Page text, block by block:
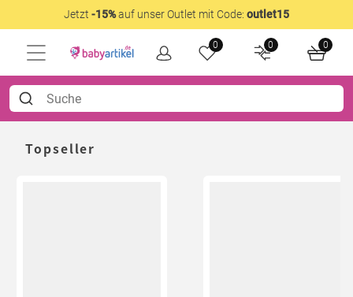
Jetzt -15%auf unser Outlet mit Code: outlet15
0 0 0
Topseller